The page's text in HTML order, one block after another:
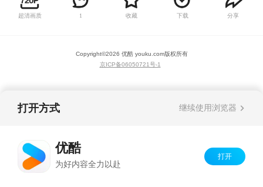
了八荒大陆中小小家族叶家废物弟子！命运逆
转，逆天改命！这一世我不但要碾压天才，还要
超清画质 1 收藏 下载 分享
Copyright©2026 优酷 youku.com版权所有
京ICP备06050721号-1
打开方式 继续使用浏览器
优酷
为好内容全力以赴
打开